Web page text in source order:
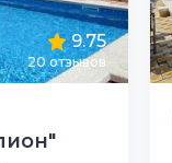
9.75
20отзывов